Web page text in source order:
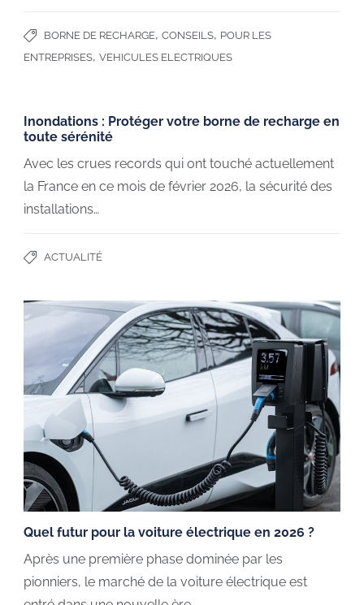
BORNE DE RECHARGE, CONSEILS, POUR LES
ENTREPRISES, VEHICULES ELECTRIQUES
Inondations : Protéger votre borne de recharge en
toute sérénité
Avec les crues records qui ont touché actuellement
la France en ce mois de février 2026, la sécurité des
installations…
ACTUALITÉ
Quel futur pour la voiture électrique en 2026 ?
Après une première phase dominée par les
pionniers, le marché de la voiture électrique est